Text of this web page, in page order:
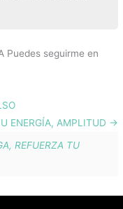
Puedes seguirme en
ENERGÍA, AMPLITUD
REFUERZA TU